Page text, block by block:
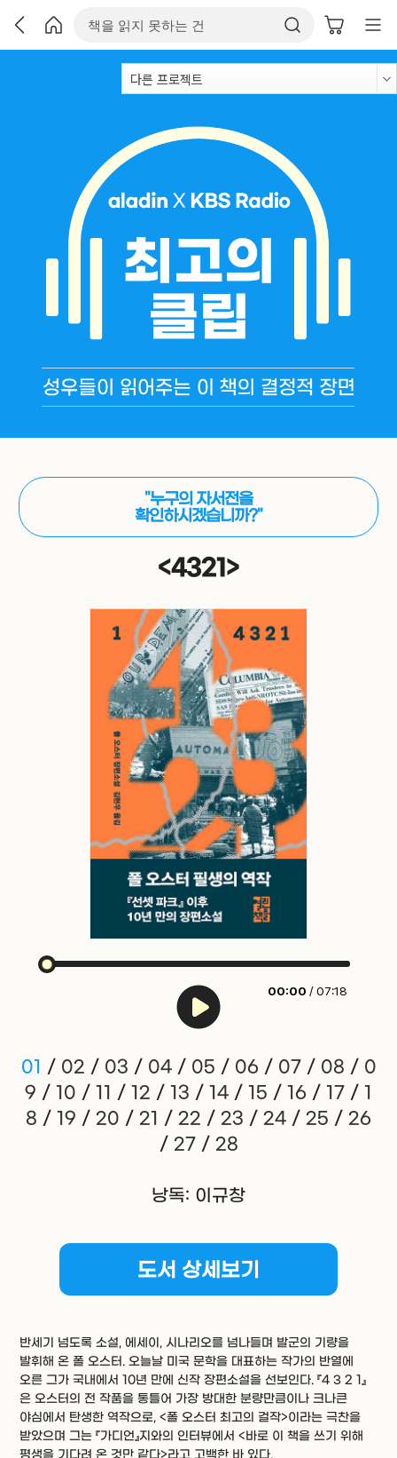
"누구의 자서전을
확인하시겠습니까?"
<4321>
00:00 / 07:18
01 / 02 / 03 / 04/ 05 / 06 / 07/ 08 / 0
9 / 10 / 11 / 12 / 13 / 14 / 15 / 16 / 17 / 1
8 / 19 / 20 / 21 / 22 / 23 / 24 / 25 / 26
/ 27/ 28
낭독: 이규창
도서 상세보기
반세기 넘도록 소설, 에세이, 시나리오를 넘나들며 발군의 기량을
발휘해 온 폴 오스터. 오늘날 미국 문학을 대표하는 작가의 반열에
오른 그가 국내에서 10년 만에 신작 장편소설을 선보인다. 『4 3 2 1』
은 오스터의 전 작품을 통틀어 가장 방대한 분량만큼이나 크나큰
야심에서 탄생한 역작으로, <폴 오스터 최고의 걸작>이라는 극찬을
받았으며 그는 『가디언』지와의 인터뷰에서 <바로 이 책을 쓰기 위해